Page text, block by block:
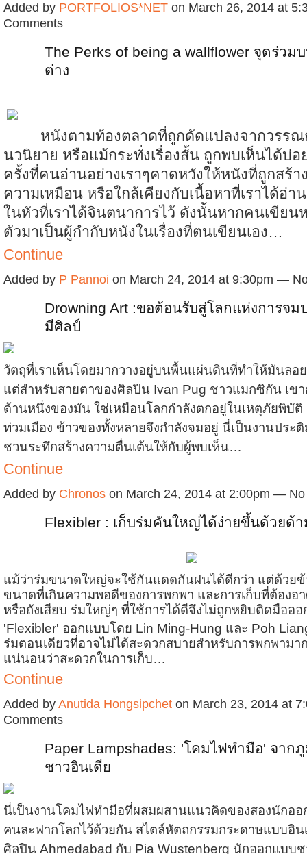
Added by PORTFOLIOS*NET on March 26, 2014 at
Comments
The Perks of being a wallflower จุดร่วม
ต่าง
หนังตามท้องตลาดที่ถูกดัดแปลงจากวรรณ
นวนิยาย หรือแม้กระทั่งเรื่องสั้น ถูกพบเห็นได้บ่อ
ครั้งที่คนอ่านอย่างเราๆคาดหวังให้หนังที่ถูกสร้า
ความเหมือน หรือใกล้เคียงกับเนื้อหาที่เราได้อ่า
ในหัวที่เราได้จินตนาการไว้ ดังนั้นหากคนเขียน
ตัวมาเป็นผู้กำกับหนังในเรื่องที่ตนเขียนเอง…
Continue
Added by P Pannoi on March 24, 2014 at 9:30pm —
Drowning Art :ขอต้อนรับสู่โลกแห่งการจม
มีศิลป์
วัตถุที่เราเห็นโดยมากวางอยู่บนพื้นแผ่นดินที่ทำให้มันลอ
แต่สำหรับสายตาของศิลปิน Ivan Pug ชาวแมกซิกัน เข
ด้านหนึ่งของมัน ใช่เหมือนโลกกำลังตกอยู่ในเหตุภัยพิบั
ท่วมเมือง ข้าวของทั้งหลายจึงกำลังจมอยู่ นี่เป็นงานประ
ชวนระทึกสร้างความตื่นเต้นให้กับผู้พบเห็น…
Continue
Added by Chronos on March 24, 2014 at 2:00pm —
Flexibler : เก็บร่มคันใหญ่ได้ง่ายขึ้นด้วยด้
แม้ว่าร่มขนาดใหญ่จะใช้กันแดดกันฝนได้ดีกว่า แต่ด้วยข้
ขนาดที่เกินความพอดีของการพกพา และการเก็บที่ต้องอ
หรือถังเสียบ ร่มใหญ่ๆ ที่ใช้การได้ดีจึงไม่ถูกหยิบติดมืออ
'Flexibler' ออกแบบโดย Lin Ming-Hung และ Poh
ร่มตอนเดียวที่อาจไม่ได้สะดวกสบายสำหรับการพกพาม
แน่นอนว่าสะดวกในการเก็บ…
Continue
Added by Anutida Hongsipchet on March 23, 2014 at
Comments
Paper Lampshades: 'โคมไฟทำมือ' จา
ชาวอินเดีย
นี่เป็นงานโคมไฟทำมือที่ผสมผสานแนวคิดของสองนักอ
คนละฟากโลกไว้ด้วยกัน สไตล์หัตถกรรมกระดาษแบบอิน
ศิลปิน Ahmedabad กับ Pia Wustenberg นักออกแบบช